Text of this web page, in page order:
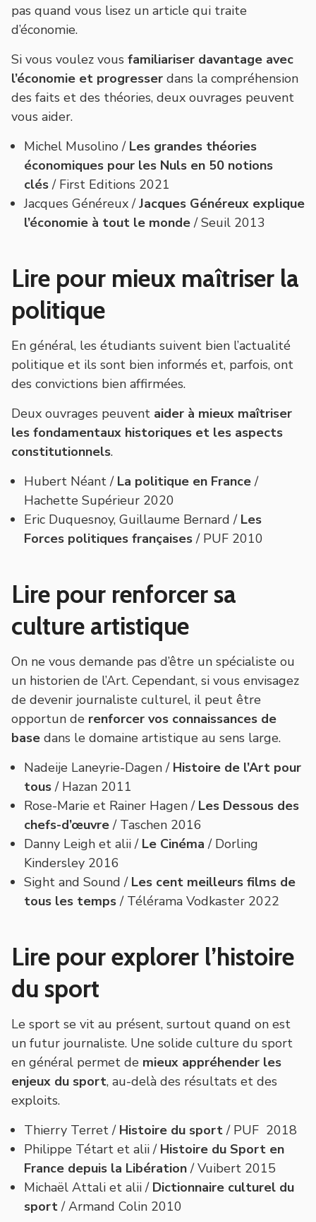
pas quand vous lisez un article qui traite
d’économie.
Si vous voulez vous familiariser davantage avec
l’économie et progresser dans la compréhension
des faits et des théories, deux ouvrages peuvent
vous aider.
Michel Musolino / Les grandes théories
économiques pour les Nuls en 50 notions
clés / First Editions 2021
Jacques Généreux /Jacques Généreux explique
l’économie à tout le monde / Seuil 2013
Lire pour mieux maîtriser la
politique
En général, les étudiants suivent bien l’actualité
politique et ils sont bien informés et, parfois, ont
des convictions bien affirmées.
Deux ouvrages peuvent aider à mieux maîtriser
les fondamentaux historiques et les aspects
constitutionnels.
Hubert Néant / La politique en France /
Hachette Supérieur 2020
Eric Duquesnoy, Guillaume Bernard / Les
Forces politiques françaises / PUF 2010
Lire pour renforcer sa
culture artistique
On ne vous demande pas d’être un spécialiste ou
un historien de l’Art. Cependant, si vous envisagez
de devenir journaliste culturel, il peut être
opportun de renforcer vos connaissances de
base dans le domaine artistique au sens large.
Nadeije Laneyrie-Dagen / Histoire de l’Art pour
tous / Hazan 2011
Rose-Marie et Rainer Hagen / Les Dessous des
chefs-d’œuvre / Taschen 2016
Danny Leigh et alii / Le Cinéma / Dorling
Kindersley 2016
Sight and Sound / Les cent meilleurs films de
tous les temps / Télérama Vodkaster 2022
Lire pour explorer l’histoire
du sport
Le sport se vit au présent, surtout quand on est
un futur journaliste. Une solide culture du sport
en général permet de mieux appréhender les
enjeux du sport, au-delà des résultats et des
exploits.
Thierry Terret / Histoire du sport / PUF 2018
Philippe Tétart et alii / Histoire du Sport en
France depuis la Libération / Vuibert 2015
Michaël Attali et alii / Dictionnaire culturel du
sport / Armand Colin 2010